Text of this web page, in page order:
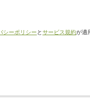
シーポリシー とサービス規約が適